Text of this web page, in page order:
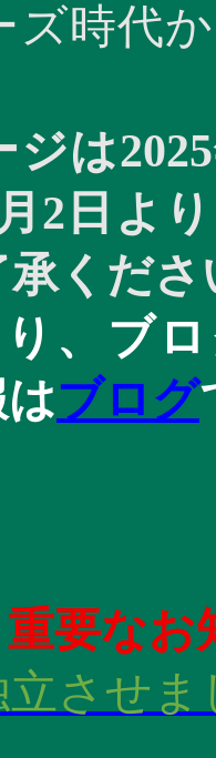
ズ時代
ジは2025
月 2 日よ
承くださ
、ブ
ブログ
要なお
立させま